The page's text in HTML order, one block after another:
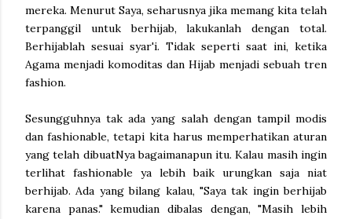
mereka. Menurut Saya, seharusnya jika memang kita telah
terpanggil untuk berhijab, lakukanlah dengan total.
Berhijablah sesuai syar'i. Tidak seperti saat ini, ketika
Agama menjadi komoditas dan Hijab menjadi sebuah tren
fashion.
Sesungguhnya tak ada yang salah dengan tampil modis
dan fashionable, tetapi kita harus memperhatikan aturan
yang telah dibuatNya bagaimanapun itu. Kalau masih ingin
terlihat fashionable ya lebih baik urungkan saja niat
berhijab. Ada yang bilang kalau, "Saya tak ingin berhijab
karena panas." kemudian dibalas dengan, "Masih lebih